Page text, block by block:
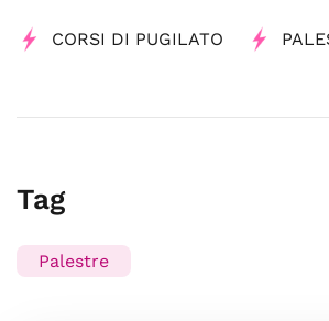
CORSI DI PUGILATO
Tag
Palestre